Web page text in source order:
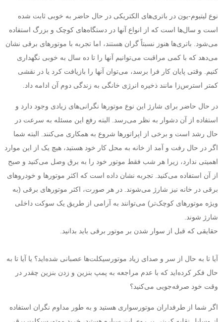
نوع لیتیوم-یون در باتری‌های الکتریکی در حال حاضر به خوبی ثابت شده
است و سال‌ها است که از انواع آنها در دستگاه‌های کوچک و بزرگ استفاده
می‌شود. باتری‌ها هنوز نسبتاً گران هستند، اما تجربه با موتورهای برقی نشان
می‌دهد که با کمی مراقبت می‌توانیم آنها را تا ده سال به خوبی نگهداری
کنیم. وقتی پایان کار فرا برسد، می‌توان آنها را بازیافت کرد یا در نقشی
کمتر استرس‌زا مانند ذخیره انرژی خانگی به زندگی دوم آن ادامه داد.
در حال حاضر برای شارژ این نوع موتورها نگرانی‌های زیادی وجود دارد و
استفاده از آن دشوار به نظر می‌رسد. البته رفع این مسئله به سرعت در
حال رشد است و برخی از اپراتورها شروع به همکاری می‌کنند. البته شما
اگر در حال رفت و آمد از خانه به محل کار خود هستید، هیچ یک از این موارد
اهمیتی ندارد، زیرا هر شب فقط موتور خود را به برق وصل می‌کنید و صبح
از آن استفاده می‌کنید. تجربه نشان داده است که اکثر موتورها و خودروهای
برقی در خانه نیز شارژ می‌شوند. در هر صورت، اکثر موتورهای برقی (به
ویژه موتورهای کوچک‌تر) می‌توانند به آرامی از طریق یک سوکت داخلی ​​
شارژ شوند.
حقایقی که قبل از سوار شدن بر موتور برقی باید بدانید.
آیا تا به حال از سر و صدای زیاد موتورسیکلت‌ها عصبانی شده‌اید؟ یا آیا تا به
حال فکر کرده‌اید که با عدم مراجعه به پمپ بنزین و زدن بنزین چقدر در
وقت خود صرفه‌جویی می‌کنید؟
اگر شما از طرفداران موتورسواری هستید و به طور مداوم نگران استفاده